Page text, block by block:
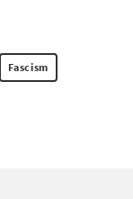
Fascism